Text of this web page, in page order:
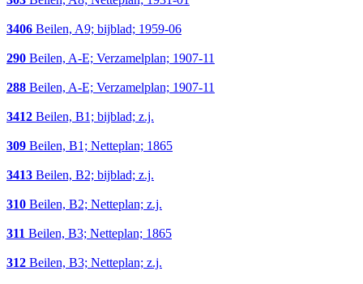
3406 Beilen, A9; bijblad; 1959-06
290 Beilen, A-E; Verzamelplan; 1907-11
288 Beilen, A-E; Verzamelplan; 1907-11
3412 Beilen, B1; bijblad; z.j.
309 Beilen, B1; Netteplan; 1865
3413 Beilen, B2; bijblad; z.j.
310 Beilen, B2; Netteplan; z.j.
311 Beilen, B3; Netteplan; 1865
312 Beilen, B3; Netteplan; z.j.